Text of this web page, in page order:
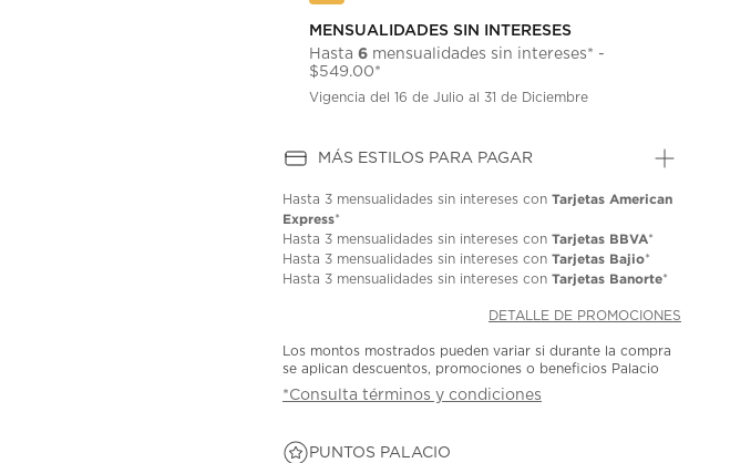
MENSUALIDADES SIN INTERESES
Hasta6 mensualidades sin intereses* -
$549.00*
Vigencia del 16 de Julio al 31 de Diciembre
MÁS ESTILOS PARA PAGAR
Hasta 3 mensualidades sin intereses conTarjetas American
Express*
Hasta 3 mensualidades sin intereses conTarjetas BBVA*
Hasta 3 mensualidades sin intereses conTarjetas Bajio*
Hasta 3 mensualidades sin intereses conTarjetas Banorte*
DETALLE DE PROMOCIONES
Los montos mostrados pueden variar si durante la compra
se aplican descuentos, promociones o beneficios Palacio
*Consulta términos y condiciones
PUNTOS PALACIO